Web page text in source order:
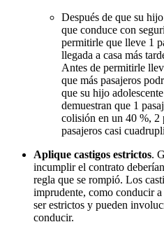
Después de que su
que conduce con
permitirle que lleve 1
llegada a casa más
Antes de permitirle
que más pasajeros
que su hijo
demuestran que 1
colisión en un 40 %, 2
pasajeros casi
Aplique castigos estrictos.
incumplir el contrato
regla que se rompió. Los
imprudente, como conducir
ser estrictos y pueden
conducir.